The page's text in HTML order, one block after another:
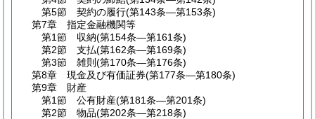
第5節
契約の履行(第143条―第153条)
第7章
指定金融機関等
第1節
収納(第154条―第161条)
第2節
支払(第162条―第169条)
第3節
雑則 (第170条―第176条)
第8章
現金及び有価証券(第177条―第180条)
第9章
財産
第1節
公有財産(第181条―第201条)
第2節
物品(第202条―第218条)